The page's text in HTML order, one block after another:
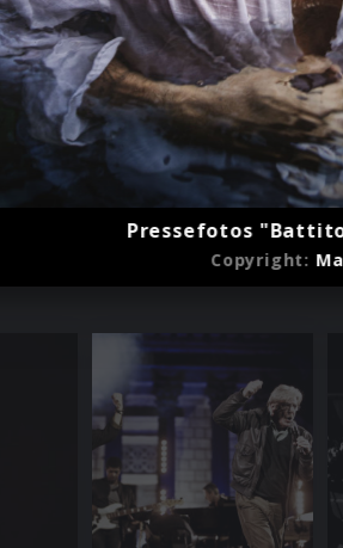
Pressefotos
Copyright: